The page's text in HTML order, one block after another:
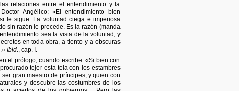
relaciones entre el entendimiento y la
Angélico: «El entendimiento bien
le sigue. La voluntad ciega e imperiosa
sin razón le precede. Es la razón (manda
sea la vista de la voluntad, y
en toda obra, a tiento y a obscuras
Ibid., cap. I.
el prólogo, cuando escribe: «Si bien con
tejer esta tela con los estambres
gran maestro de príncipes, y quien con
y descubre las costumbres de los